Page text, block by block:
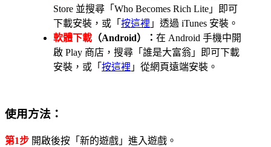
Store 並搜尋「Who Becomes Rich Lite」即可
下載安裝，或「 按這裡 」透過 iTunes 安裝。
軟體下載 （Android）： 在 Android 手機中開
啟 Play 商店，搜尋「誰是大富翁」即可下載
安裝，或「 按這裡 」從網頁遠端安裝。
使用方法：
第1步 開啟後按「新的遊戲」進入遊戲。